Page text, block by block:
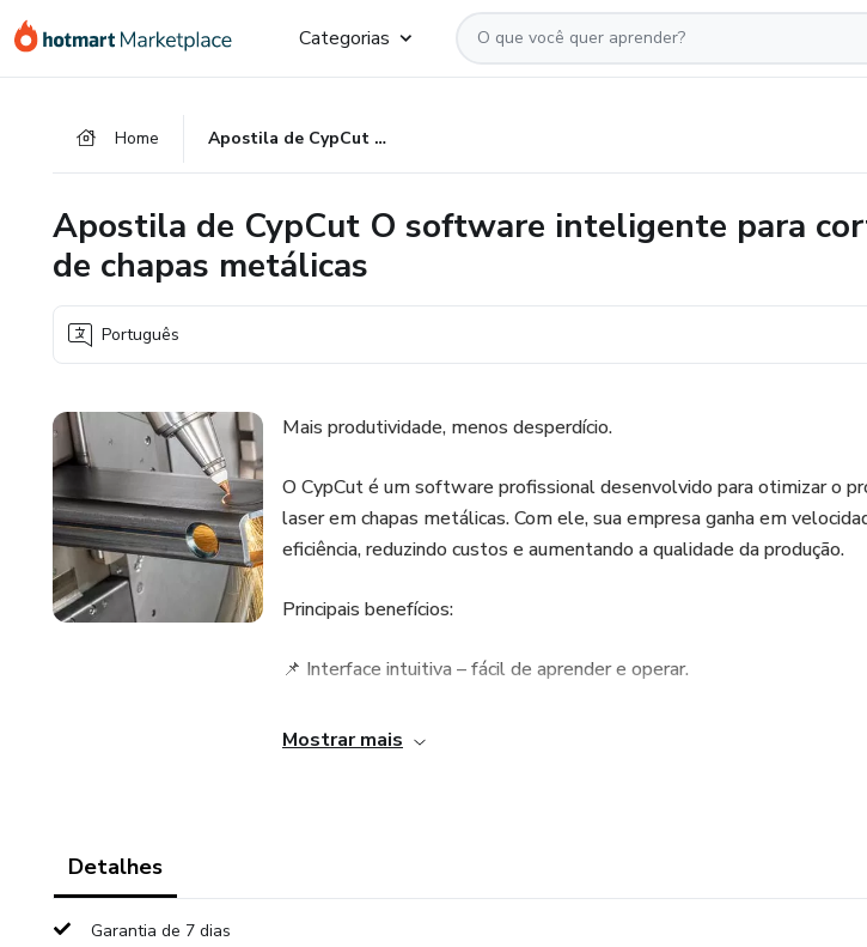
para
para
para
Categorias
Home Apostila de CypCut O software inteligente para corte a laser de chapas metálicas
Apostila de CypCut O software inteligente para
de chapas metálicas
Português
Mais produtividade, menos desperdício.
O CypCut é um software profissional desenvolvido para otimizar o
laser em chapas metálicas. Com ele, sua empresa ganha em
eficiência, reduzindo custos e aumentando a qualidade da produção.
Principais benefícios:
📌 Interface intuitiva – fácil de aprender e operar.
📌 Otimização automática de corte – aproveitamento máximo da
Mostrar mais
Detalhes
Garantia de 7 dias